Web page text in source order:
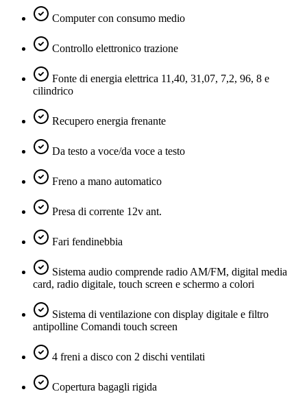
Computer con consumo medio
Controllo elettronico trazione
Fonte di energia elettrica 11,40, 31,07, 7,2, 96, 8 e
cilindrico
Recupero energia frenante
Da testo a voce/da voce a testo
Freno a mano automatico
Presa di corrente 12v ant.
Fari fendinebbia
Sistema audio comprende radio AM/FM, digital media
card, radio digitale, touch screen e schermo a colori
Sistema di ventilazione con display digitale e filtro
antipolline Comandi touch screen
4 freni a disco con 2 dischi ventilati
Copertura bagagli rigida